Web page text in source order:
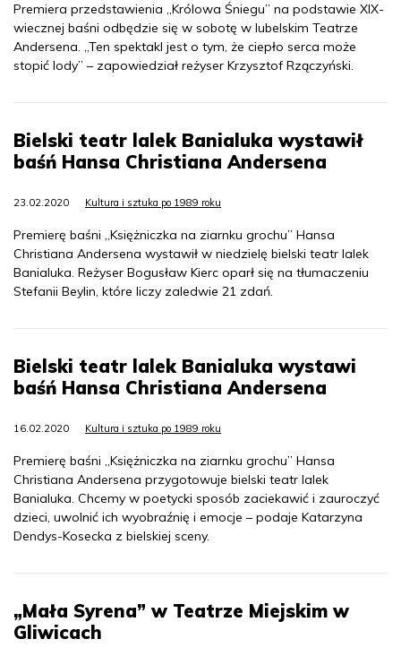
Premiera przedstawienia „Królowa Śniegu” na podstawie XIX-
wiecznej baśni odbędzie się w sobotę w lubelskim Teatrze
Andersena. „Ten spektakl jest o tym, że ciepło serca może
stopić lody” – zapowiedział reżyser Krzysztof Rzączyński.
Bielski teatr lalek Banialuka wystawił
baśń Hansa Christiana Andersena
23.02.2020 Kultura i sztuka po 1989 roku
Premierę baśni „Księżniczka na ziarnku grochu” Hansa
Christiana Andersena wystawił w niedzielę bielski teatr lalek
Banialuka. Reżyser Bogusław Kierc oparł się na tłumaczeniu
Stefanii Beylin, które liczy zaledwie 21 zdań.
Bielski teatr lalek Banialuka wystawi
baśń Hansa Christiana Andersena
16.02.2020 Kultura i sztuka po 1989 roku
Premierę baśni „Księżniczka na ziarnku grochu” Hansa
Christiana Andersena przygotowuje bielski teatr lalek
Banialuka. Chcemy w poetycki sposób zaciekawić i zauroczyć
dzieci, uwolnić ich wyobraźnię i emocje – podaje Katarzyna
Dendys-Kosecka z bielskiej sceny.
„Mała Syrena” w Teatrze Miejskim w
Gliwicach